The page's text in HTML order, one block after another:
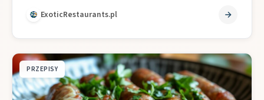
ExoticRestaurants.pl
PRZEPISY